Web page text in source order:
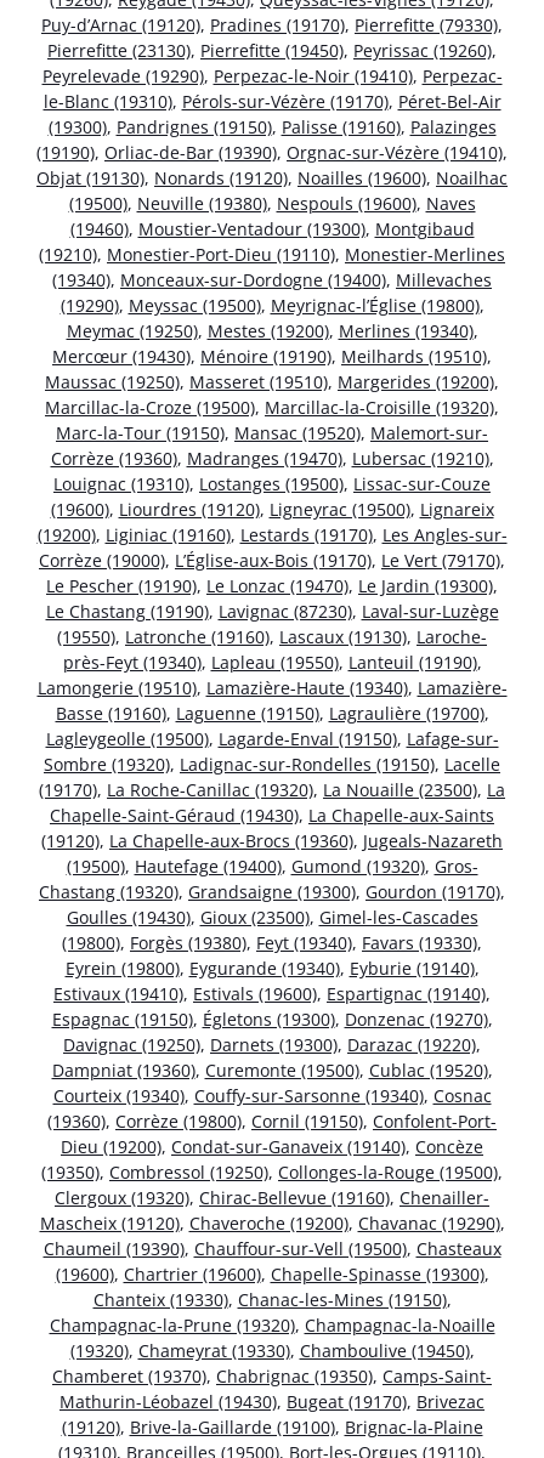
Puy-d’Arnac (19120), Pradines (19170), Pierrefitte (79330),
Pierrefitte (23130), Pierrefitte (19450), Peyrissac (19260),
Peyrelevade (19290), Perpezac-le-Noir (19410), Perpezac-
le-Blanc (19310), Pérols-sur-Vézère (19170), Péret-Bel-Air
(19300), Pandrignes (19150), Palisse (19160), Palazinges
(19190), Orliac-de-Bar (19390), Orgnac-sur-Vézère (19410),
Objat (19130), Nonards (19120), Noailles (19600), Noailhac
(19500), Neuville (19380), Nespouls (19600), Naves
(19460), Moustier-Ventadour (19300), Montgibaud
(19210), Monestier-Port-Dieu (19110), Monestier-Merlines
(19340), Monceaux-sur-Dordogne (19400), Millevaches
(19290), Meyssac (19500), Meyrignac-l’Église (19800),
Meymac (19250), Mestes (19200), Merlines (19340),
Mercœur (19430), Ménoire (19190), Meilhards (19510),
Maussac (19250), Masseret (19510), Margerides (19200),
Marcillac-la-Croze (19500), Marcillac-la-Croisille (19320),
Marc-la-Tour (19150), Mansac (19520), Malemort-sur-
Corrèze (19360), Madranges (19470), Lubersac (19210),
Louignac (19310), Lostanges (19500), Lissac-sur-Couze
(19600), Liourdres (19120), Ligneyrac (19500), Lignareix
(19200), Liginiac (19160), Lestards (19170), Les Angles-sur-
Corrèze (19000), L’Église-aux-Bois (19170), Le Vert (79170),
Le Pescher (19190), Le Lonzac (19470), Le Jardin (19300),
Le Chastang (19190), Lavignac (87230), Laval-sur-Luzège
(19550), Latronche (19160), Lascaux (19130), Laroche-
près-Feyt (19340), Lapleau (19550), Lanteuil (19190),
Lamongerie (19510), Lamazière-Haute (19340), Lamazière-
Basse (19160), Laguenne (19150), Lagraulière (19700),
Lagleygeolle (19500), Lagarde-Enval (19150), Lafage-sur-
Sombre (19320), Ladignac-sur-Rondelles (19150), Lacelle
(19170), La Roche-Canillac (19320), La Nouaille (23500), La
Chapelle-Saint-Géraud (19430), La Chapelle-aux-Saints
(19120), La Chapelle-aux-Brocs (19360), Jugeals-Nazareth
(19500), Hautefage (19400), Gumond (19320), Gros-
Chastang (19320), Grandsaigne (19300), Gourdon (19170),
Goulles (19430), Gioux (23500), Gimel-les-Cascades
(19800), Forgès (19380), Feyt (19340), Favars (19330),
Eyrein (19800), Eygurande (19340), Eyburie (19140),
Estivaux (19410), Estivals (19600), Espartignac (19140),
Espagnac (19150), Égletons (19300), Donzenac (19270),
Davignac (19250), Darnets (19300), Darazac (19220),
Dampniat (19360), Curemonte (19500), Cublac (19520),
Courteix (19340), Couffy-sur-Sarsonne (19340), Cosnac
(19360), Corrèze (19800), Cornil (19150), Confolent-Port-
Dieu (19200), Condat-sur-Ganaveix (19140), Concèze
(19350), Combressol (19250), Collonges-la-Rouge (19500),
Clergoux (19320), Chirac-Bellevue (19160), Chenailler-
Mascheix (19120), Chaveroche (19200), Chavanac (19290),
Chaumeil (19390), Chauffour-sur-Vell (19500), Chasteaux
(19600), Chartrier (19600), Chapelle-Spinasse (19300),
Chanteix (19330), Chanac-les-Mines (19150),
Champagnac-la-Prune (19320), Champagnac-la-Noaille
(19320), Chameyrat (19330), Chamboulive (19450),
Chamberet (19370), Chabrignac (19350), Camps-Saint-
Mathurin-Léobazel (19430), Bugeat (19170), Brivezac
(19120), Brive-la-Gaillarde (19100), Brignac-la-Plaine
(19310), Branceilles (19500), Bort-les-Orgues (19110),